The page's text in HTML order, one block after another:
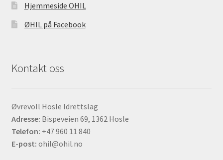
Hjemmeside OHIL
ØHIL på Facebook
Kontakt oss
Øvrevoll Hosle Idrettslag
Adresse: Bispeveien 69, 1362 Hosle
Telefon: +47 960 11 840
E-post: ohil@ohil.no